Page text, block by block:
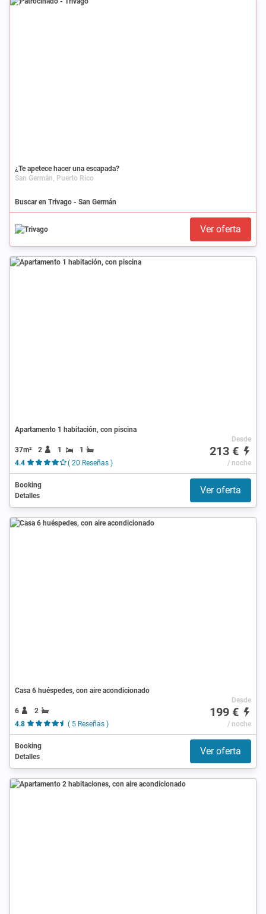
Patrocinado
¿Te apetece hacer una escapada?
San Germán, Puerto Rico
Buscar en Trivago - San Germán
Ver oferta
Apartamento 1 habitación, con piscina
37m² 2 1
1
4.4
( 20 Reseñas )
Desde
213 €
/ noche
Booking
Detalles
Ver oferta
Casa 6 huéspedes, con aire acondicionado
6
2
4.8
( 5 Reseñas )
Desde
199 €
/ noche
Booking
Detalles
Ver oferta